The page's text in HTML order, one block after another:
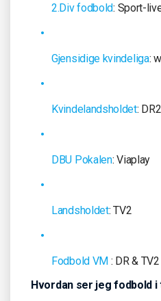
2.Div fodbold: Sport-
Gjensidige kvindeliga:
Kvindelandsholdet: DR2
DBU Pokalen: Viaplay
Landsholdet: TV2
Fodbold VM : DR & TV2
Hvordan ser jeg fodbold i